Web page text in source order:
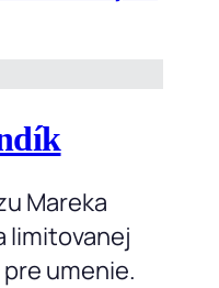
Mareka
limitovanej
umenie.